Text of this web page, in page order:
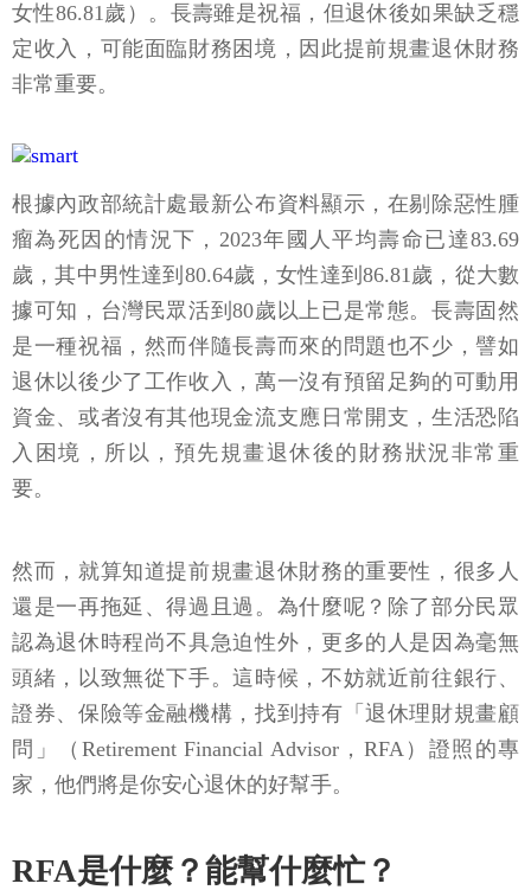
女性86.81歲）。長壽雖是祝福，但退休後如果缺乏穩
定收入，可能面臨財務困境，因此提前規畫退休財務
非常重要。
根據內政部統計處最新公布資料顯示，在剔除惡性腫
瘤為死因的情況下，2023年國人平均壽命已達83.69
歲，其中男性達到80.64歲，女性達到86.81歲，從大數
據可知，台灣民眾活到80歲以上已是常態。長壽固然
是一種祝福，然而伴隨長壽而來的問題也不少，譬如
退休以後少了工作收入，萬一沒有預留足夠的可動用
資金、或者沒有其他現金流支應日常開支，生活恐陷
入困境，所以，預先規畫退休後的財務狀況非常重
要。
然而，就算知道提前規畫退休財務的重要性，很多人
還是一再拖延、得過且過。為什麼呢？除了部分民眾
認為退休時程尚不具急迫性外，更多的人是因為毫無
頭緒，以致無從下手。這時候，不妨就近前往銀行、
證券、保險等金融機構，找到持有「退休理財規畫顧
問」（Retirement Financial Advisor，RFA）證照的專
家，他們將是你安心退休的好幫手。
RFA是什麼？能幫什麼忙？